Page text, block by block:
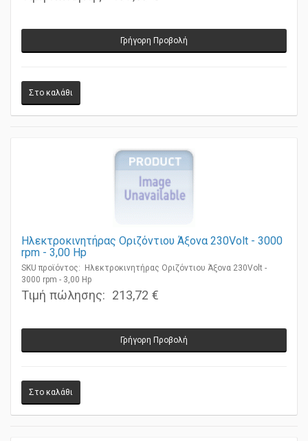
Τιμή πώλησης: 197,59 €
Ηλεκτροκινητήρας Οριζόντιου Άξονα 230Volt - 3000
rpm - 3,00 Ηp
SKU προϊόντος: Ηλεκτροκινητήρας Οριζόντιου Άξονα 230Volt -
3000 rpm - 3,00 Ηp
Τιμή πώλησης: 213,72 €